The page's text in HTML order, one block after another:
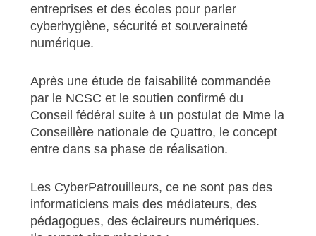
entreprises et des écoles pour parler
cyberhygiène, sécurité et souveraineté
numérique.
Après une étude de faisabilité commandée
par le NCSC et le soutien confirmé du
Conseil fédéral suite à un postulat de Mme la
Conseillère nationale de Quattro, le concept
entre dans sa phase de réalisation.
Les CyberPatrouilleurs, ce ne sont pas des
informaticiens mais des médiateurs, des
pédagogues, des éclaireurs numériques.